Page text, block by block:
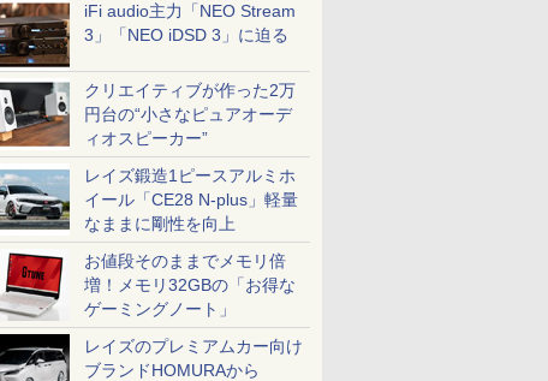
iFi audio主力「NEO Stream
3」「NEO iDSD 3」に迫る
クリエイティブが作った2万
円台の“小さなピュアオーデ
ィオスピーカー”
レイズ鍛造1ピースアルミホ
イール「CE28 N-plus」軽量
なままに剛性を向上
お値段そのままでメモリ倍
増！メモリ32GBの「お得な
ゲーミングノート」
レイズのプレミアムカー向け
ブランドHOMURAから